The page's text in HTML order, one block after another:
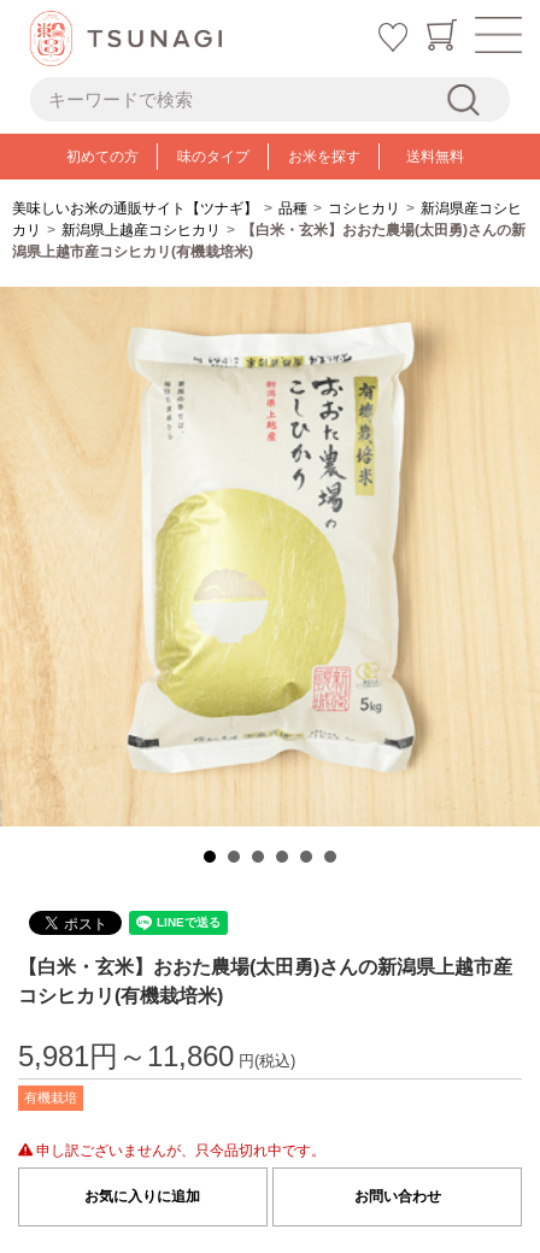
初めての方 味のタイプ お米を探す 送料無料
美味しいお米の通販サイト【ツナギ】 品種 コシヒカリ
新潟県産コシヒ
カリ
新潟県上越産コシヒカリ
【白米・玄米】おおた農場(太田勇)さんの新
潟県上越市産コシヒカリ(有機栽培米)
【白米・玄米】おおた農場(太田勇)さんの新潟県上越市産
コシヒカリ(有機栽培米)
5,981円～11,860 円(税込)
有機栽培
申し訳ございませんが、只今品切れ中です。
お気に入りに追加 お問い合わせ